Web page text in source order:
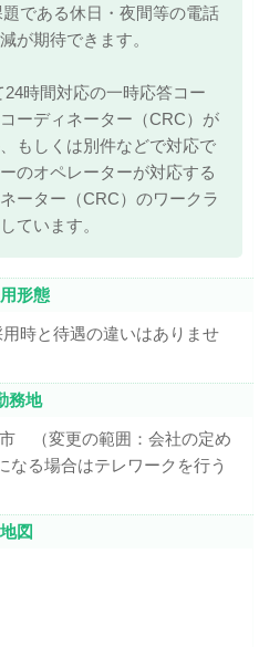
である休日・夜間等の電話
が期待できます。
時間対応の一時応答コー
ーディネーター（CRC）が
もしくは別件などで対応で
のオペレーターが対応する
ーター（CRC）のワークラ
ています。
形態
時と待遇の違いはありませ
務地
市 （変更の範囲：会社の定め
なる場合はテレワークを行う
地図